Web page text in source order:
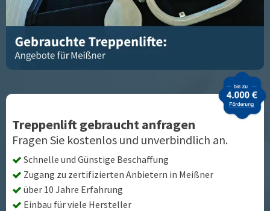
Treppenlift gebraucht anfragen
Fragen Sie kostenlos und unverbindlich an.
Schnelle und Günstige Beschaffung
Zugang zu zertifizierten Anbietern in Meißner
über 10 Jahre Erfahrung
Einbau für viele Hersteller